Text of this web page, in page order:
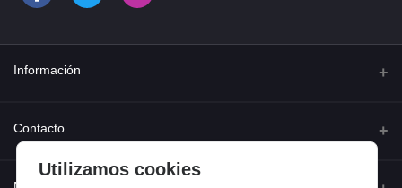
Información
Quienes somos
Contacto
Utilizamos cookies